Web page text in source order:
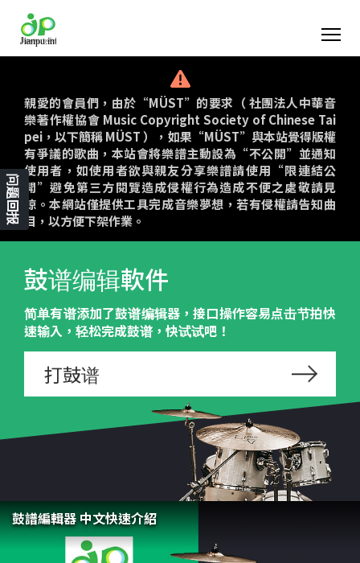
親愛的會員們，由於“MÜST”的要求（ 社團法人中華音
樂著作權協會 Music Copyright Society of Chinese Tai
pei，以下簡稱 MÜST ），如果“MÜST”與本站覺得版權
有爭議的歌曲，本站會將樂譜主動設為“不公開”並通知
使用者，如使用者欲與親友分享樂譜請使用“限連結公
開”避免第三方閱覽造成侵權行為造成不便之處敬請見
諒。本網站僅提供工具完成音樂夢想，若有侵權請告知曲
目，以方便下架作業。
鼓谱编辑軟件
简单有谱添加了鼓谱编辑器，接口操作容易点击节拍快
速输入，轻松完成鼓谱，快试试吧！
打鼓谱
鼓譜編輯器 中文快速介紹
问题回报